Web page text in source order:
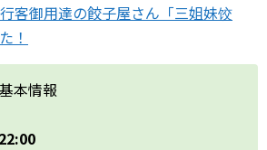
客御用達の餃子屋さん「三姐妹饺
！
本情報